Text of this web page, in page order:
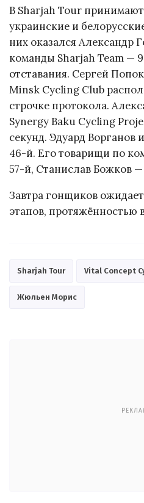
В Sharjah Tour принимают
украинские и
них оказался Александр
команды Sharjah Team —
отставания. Сергей
Minsk Cycling Club
строчке протокола.
Synergy Baku Cycling
секунд. Эдуард Ворганов
46-й. Его товарищи по
57-й, Станислав Божков
Завтра гонщиков
этапов, протяжённостью
Sharjah Tour Vital Concept
Жюльен Морис